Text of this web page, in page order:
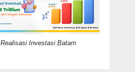
Realisasi Investasi Batam